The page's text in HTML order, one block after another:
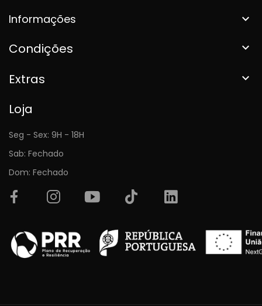
Informações 
Condições 
Extras 
Loja
Seg - Sex: 9H - 18H
Sab: Fechado
Dom: Fechado